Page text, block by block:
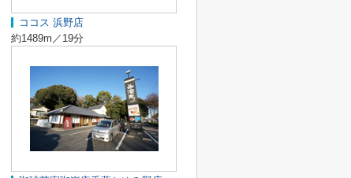
ココス 浜野店
約1489m／19分